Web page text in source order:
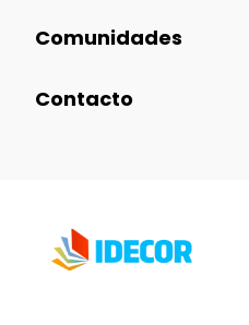
Comunidades
Contacto